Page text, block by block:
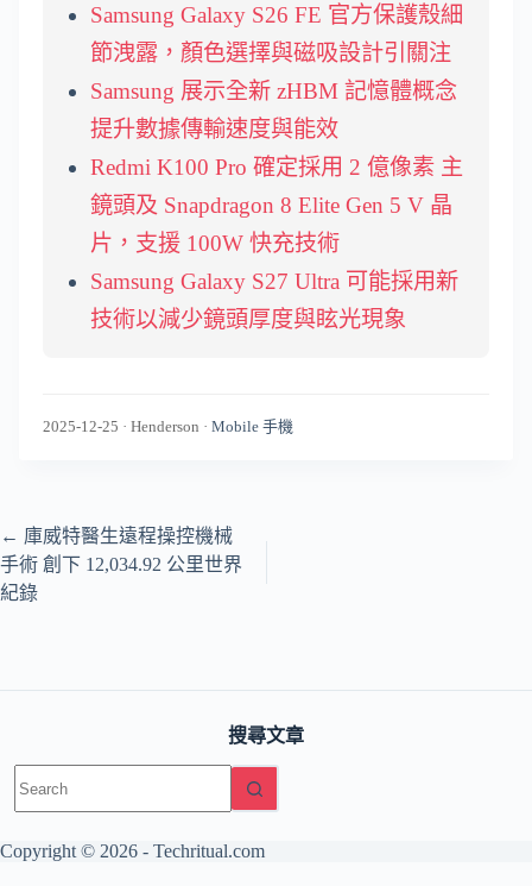
Samsung Galaxy S26 FE 官方保護殼細
節洩露，顏色選擇與磁吸設計引關注
Samsung 展示全新 zHBM 記憶體概念
提升數據傳輸速度與能效
Redmi K100 Pro 確定採用 2 億像素 主
鏡頭及 Snapdragon 8 Elite Gen 5 V 晶
片，支援 100W 快充技術
Samsung Galaxy S27 Ultra 可能採用新
技術以減少鏡頭厚度與眩光現象
2025-12-25 · Henderson · Mobile 手機
← 庫威特醫生遠程操控機械
手術 創下 12,034.92 公里世界
紀錄
搜尋文章
results
Copyright © 2026 - Techritual.com